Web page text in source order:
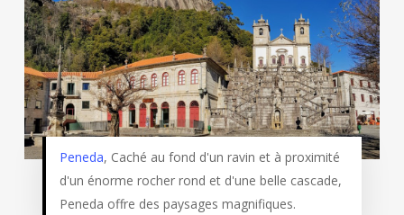
Peneda, Caché au fond d'un ravin et à proximité
d'un énorme rocher rond et d'une belle cascade,
Peneda offre des paysages magnifiques.